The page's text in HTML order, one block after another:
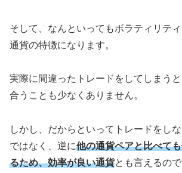
そして、なんといってもボラティリテ
通貨の特徴になります。
実際に間違ったトレードをしてしまう
合うことも少なくありません。
しかし、だからといってトレードをし
ではなく、逆に他の通貨ペアと比べて
るため、効率が良い通貨とも言えるので